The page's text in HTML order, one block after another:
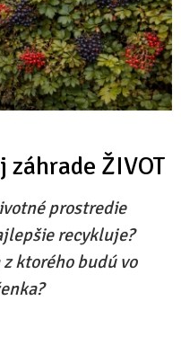
ŽIVOT
prostredie
recykluje?
ktorého budú vo